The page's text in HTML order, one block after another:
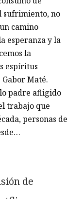
sufrimiento, no
camino
esperanza y la
la
espíritus
Maté.
padre afligido
trabajo que
personas de
de